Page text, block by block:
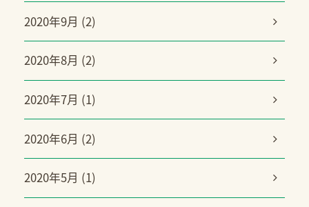
2020年9月 (2)
2020年8月 (2)
2020年7月 (1)
2020年6月 (2)
2020年5月 (1)